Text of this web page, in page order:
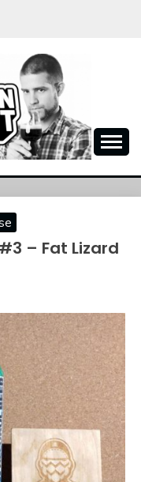
– Fat Lizard